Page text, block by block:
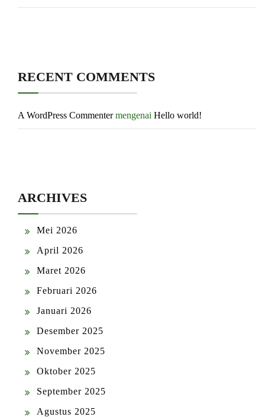
RECENT COMMENTS
A WordPress Commentermengenai Hello world!
ARCHIVES
Mei 2026
April 2026
Maret 2026
Februari 2026
Januari 2026
Desember 2025
November 2025
Oktober 2025
September 2025
Agustus 2025